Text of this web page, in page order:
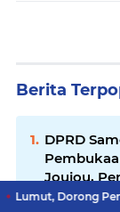
Berita
DPRD
Joujou,
Birokrasi
Penguatan